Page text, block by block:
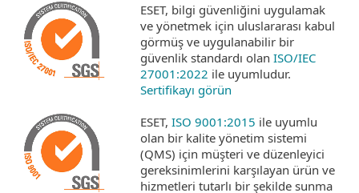
ESET, bilgi güvenliğini uygulamak
ve yönetmek için uluslararası kabul
görmüş ve uygulanabilir bir
güvenlik standardı olan ISO/IEC
27001:2022 ile uyumludur.
Sertifikayı görün
ESET, ISO 9001:2015 ile uyumlu
olan bir kalite yönetim sistemi
(QMS) için müşteri ve düzenleyici
gereksinimlerini karşılayan ürün ve
hizmetleri tutarlı bir şekilde sunma